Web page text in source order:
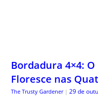
Bordadura 4×4:
Floresce nas
The Trusty Gardener | 29 de